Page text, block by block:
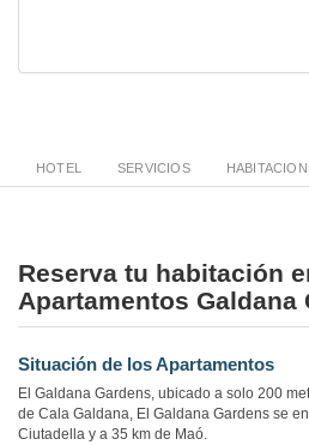
HOTEL SERVICIOS
Reserva tu habitación
Apartamentos Galdana
Situación de los Apartamentos
El Galdana Gardens, ubicado a solo 200
de Cala Galdana, El Galdana Gardens se
Ciutadella y a 35 km de Maó.